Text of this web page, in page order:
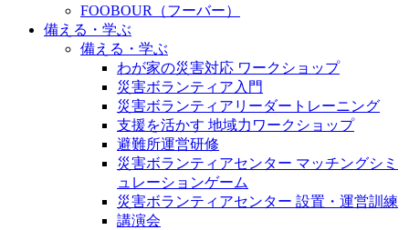
FOOBOUR（フーバー）
備える・学ぶ
備える・学ぶ
わが家の災害対応 ワークショップ
災害ボランティア入門
災害ボランティアリーダートレーニング
支援を活かす 地域力ワークショップ
避難所運営研修
災害ボランティアセンター マッチングシミ
ュレーションゲーム
災害ボランティアセンター 設置・運営訓練
講演会